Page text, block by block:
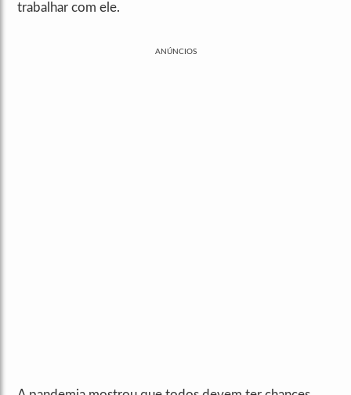
trabalhar com ele.
ANÚNCIOS